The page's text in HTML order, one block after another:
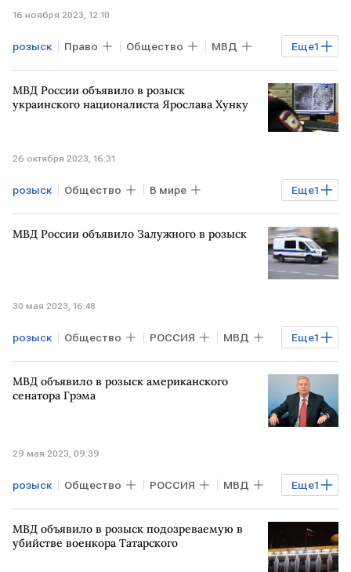
16 ноября 2023, 12:10
Еще1
розыск Право Общество МВД
Тануки
МВД России объявило в розыск
украинского националиста Ярослава Хунку
26 октября 2023, 16:31
Еще1
розыск Общество В мире
РОССИЯ МВД
МВД России объявило Залужного в розыск
30 мая 2023, 16:48
Еще1
розыск Общество РОССИЯ МВД
Валерий Залужный
МВД объявило в розыск американского
сенатора Грэма
29 мая 2023, 09:39
Еще1
розыск Общество РОССИЯ МВД
Линдси Грэм
МВД объявило в розыск подозреваемую в
убийстве военкора Татарского